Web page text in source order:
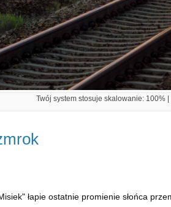
Twój system stosuje skalowanie: 100%
łapie ostatnie promienie słońca